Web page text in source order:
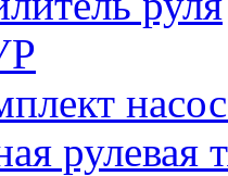
рулевая